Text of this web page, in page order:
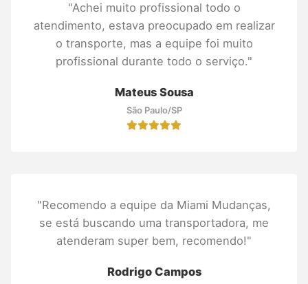
"Achei muito profissional todo o
atendimento, estava preocupado em realizar
o transporte, mas a equipe foi muito
profissional durante todo o serviço."
Mateus Sousa
São Paulo/SP
"Recomendo a equipe da Miami Mudanças,
se está buscando uma transportadora, me
atenderam super bem, recomendo!"
Rodrigo Campos